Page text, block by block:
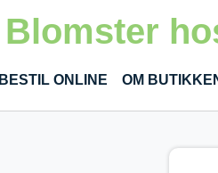
Blomster
BESTIL ONLINE OM